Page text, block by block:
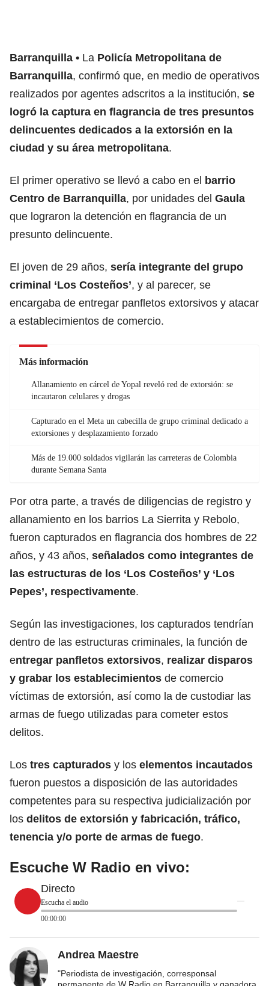
Barranquilla La Policía Metropolitana de
Barranquilla, confirmó que, en medio de operativos
realizados por agentes adscritos a la institución, se
logró la captura en flagrancia de tres presuntos
delincuentes dedicados a la extorsión en la
ciudad y su área metropolitana.
El primer operativo se llevó a cabo en el barrio
Centro de Barranquilla, por unidades del Gaula
que lograron la detención en flagrancia de un
presunto delincuente.
El joven de 29 años, sería integrante del grupo
criminal ‘Los Costeños’, y al parecer, se
encargaba de entregar panfletos extorsivos y atacar
a establecimientos de comercio.
Más información
Allanamiento en cárcel de Yopal reveló red de extorsión: se
incautaron celulares y drogas
Capturado en el Meta un cabecilla de grupo criminal dedicado a
extorsiones y desplazamiento forzado
Más de 19.000 soldados vigilarán las carreteras de Colombia
durante Semana Santa
Por otra parte, a través de diligencias de registro y
allanamiento en los barrios La Sierrita y Rebolo,
fueron capturados en flagrancia dos hombres de 22
años, y 43 años, señalados como integrantes de
las estructuras de los ‘Los Costeños’ y ‘Los
Pepes’, respectivamente.
Según las investigaciones, los capturados tendrían
dentro de las estructuras criminales, la función de
entregar panfletos extorsivos, realizar disparos
y grabar los establecimientos de comercio
víctimas de extorsión, así como la de custodiar las
armas de fuego utilizadas para cometer estos
delitos.
Los tres capturados y los elementos incautados
fueron puestos a disposición de las autoridades
competentes para su respectiva judicialización por
los delitos de extorsión y fabricación, tráfico,
tenencia y/o porte de armas de fuego.
Escuche W Radio en vivo:
Directo
Escucha el audio
00:00:00
Andrea Maestre
"Periodista de investigación, corresponsal